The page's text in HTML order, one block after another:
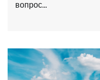
вопрос…